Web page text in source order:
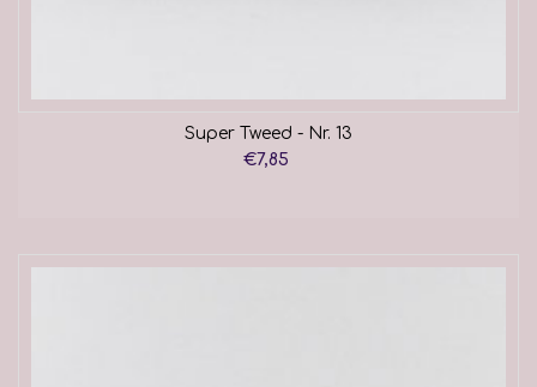
Super Tweed - Nr. 13
€7,85